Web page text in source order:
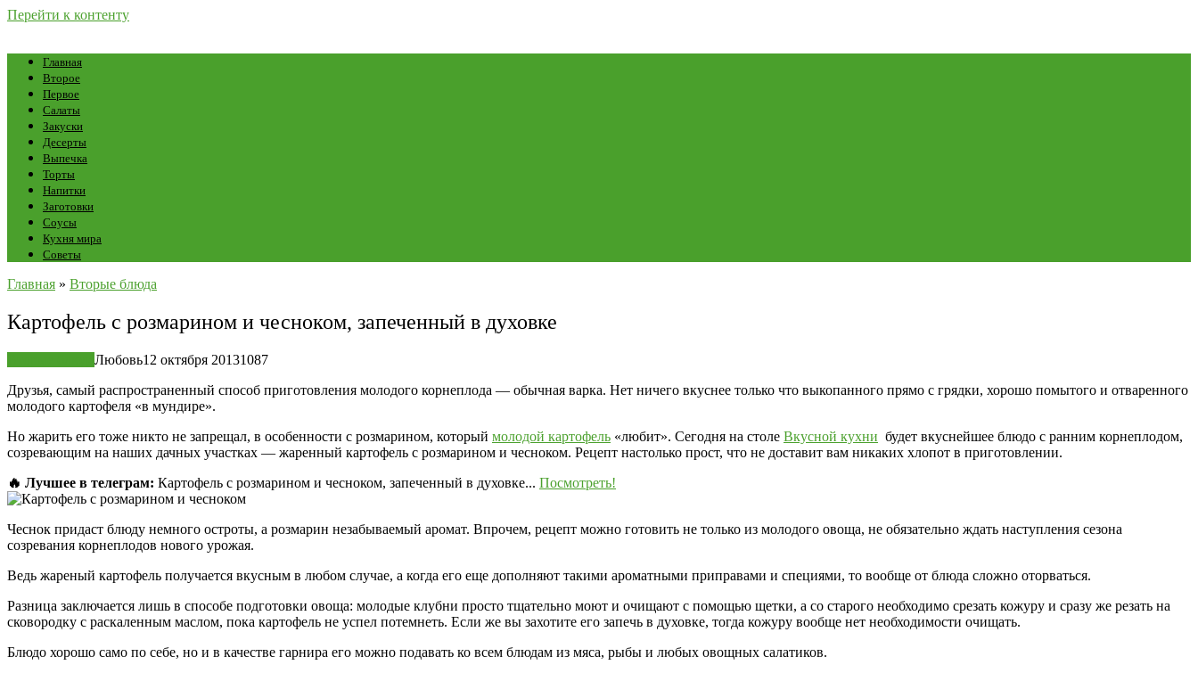
Перейти к контенту
Главная
Второе
Первое
Салаты
Закуски
Десерты
Выпечка
Торты
Напитки
Заготовки
Соусы
Кухня мира
Советы
Главная » Вторые блюда
Картофель с розмарином и чесноком, запеченный в духовке
Любовь12 октября 20131087
Друзья, самый распространенный способ приготовления молодого корнеплода — обычная варка. Нет ничего вкуснее только что выкопанного прямо с грядки, хорошо помытого и отваренного
молодого картофеля «в мундире».
Но жарить его тоже никто не запрещал, в особенности с розмарином, который молодой картофель «любит». Сегодня на столе Вкусной кухни будет вкуснейшее блюдо с ранним корнеплодом,
созревающим на наших дачных участках — жаренный картофель с розмарином и чесноком. Рецепт настолько прост, что не доставит вам никаких хлопот в приготовлении.
🔥 Лучшее в телеграм: Картофель с розмарином и чесноком, запеченный в духовке... Посмотреть!
Чеснок придаст блюду немного остроты, а розмарин незабываемый аромат. Впрочем, рецепт можно готовить не только из молодого овоща, не обязательно ждать наступления сезона
созревания корнеплодов нового урожая.
Ведь жареный картофель получается вкусным в любом случае, а когда его еще дополняют такими ароматными приправами и специями, то вообще от блюда сложно оторваться.
Разница заключается лишь в способе подготовки овоща: молодые клубни просто тщательно моют и очищают с помощью щетки, а со старого необходимо срезать кожуру и сразу же резать на
сковородку с раскаленным маслом, пока картофель не успел потемнеть. Если же вы захотите его запечь в духовке, тогда кожуру вообще нет необходимости очищать.
Блюдо хорошо само по себе, но и в качестве гарнира его можно подавать ко всем блюдам из мяса, рыбы и любых овощных салатиков.